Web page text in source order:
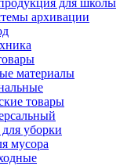
для школы
архивации
материалы
товары
уборки
мусора